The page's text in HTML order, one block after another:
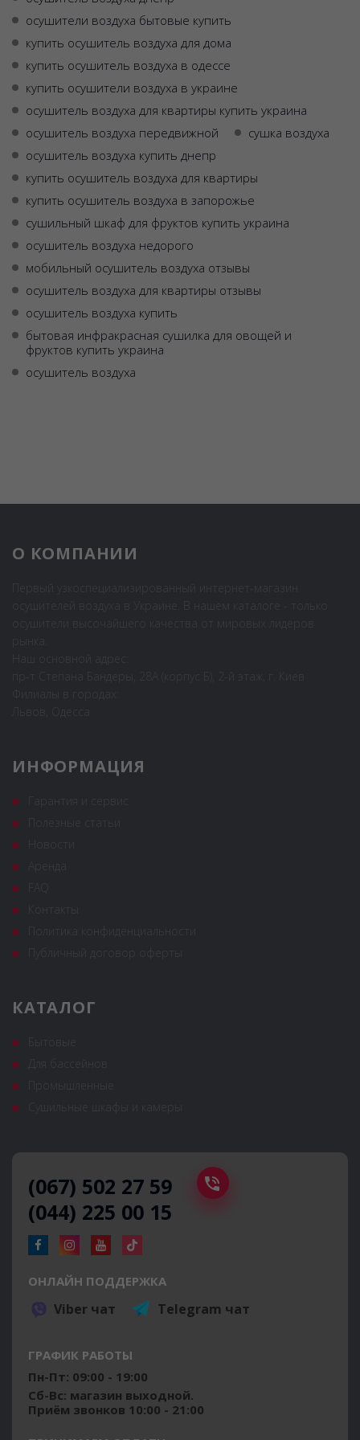
осушители воздуха бытовые купить
купить осушитель воздуха для дома
купить осушитель воздуха в одессе
купить осушители воздуха в украине
осушитель воздуха для квартиры купить украина
осушитель воздуха передвижной
сушка воздуха
осушитель воздуха купить днепр
купить осушитель воздуха для квартиры
купить осушитель воздуха в запорожье
сушильный шкаф для фруктов купить украина
осушитель воздуха недорого
мобильный осушитель воздуха отзывы
осушитель воздуха для квартиры отзывы
осушитель воздуха купить
бытовая инфракрасная сушилка для овощей и
фруктов купить украина
осушитель воздуха
О КОМПАНИИ
ИНФОРМАЦИЯ
КАТАЛОГ
(067) 502 27 59
(044) 225 00 15
ОНЛАЙН ПОДДЕРЖКА
Viber чат Telegram чат
ГРАФИК РАБОТЫ
Пн-Пт: 09:00 - 19:00
Сб-Вс: магазин выходной.
Приём звонков 10:00 - 21:00